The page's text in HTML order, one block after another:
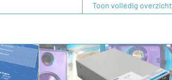
Toon volledig overzicht